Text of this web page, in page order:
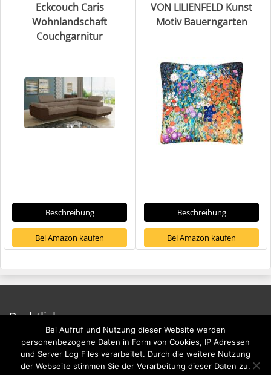
Eckcouch Caris
Wohnlandschaft
Couchgarnitur
Beschreibung
Bei Amazon kaufen
VON LILIENFELD Kunst
Motiv Bauerngarten
Beschreibung
Bei Amazon kaufen
Rechtliches
Impressum
Datenschutzerklärung
Bei Aufruf und Nutzung dieser Website werden
personenbezogene Daten in Form von Cookies, IP Adressen
und Server Log Files verarbeitet. Durch die weitere Nutzung
der Webseite stimmen Sie der Verarbeitung dieser Daten zu.